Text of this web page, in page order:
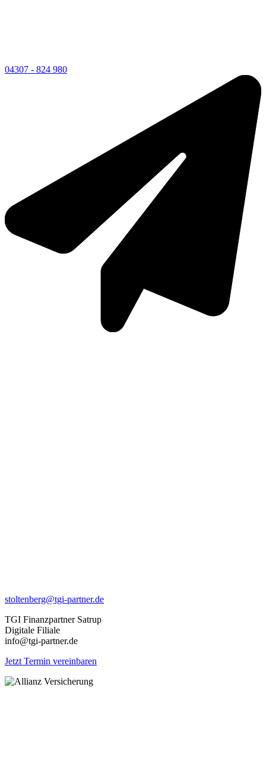
04307 - 824 980
stoltenberg@tgi-partner.de
TGI Finanzpartner Satrup
Digitale Filiale
info@tgi-partner.de
Jetzt Termin vereinbaren